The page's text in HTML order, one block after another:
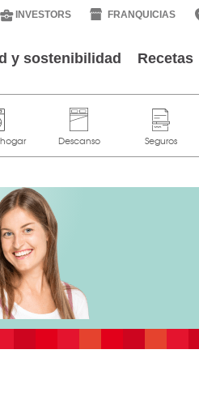
INVESTORS FRANQUICIAS
y sostenibilidad Recetas